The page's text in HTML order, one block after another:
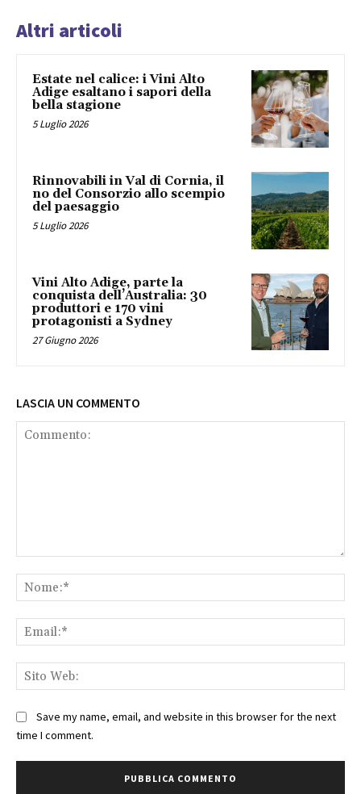
Altri articoli
Estate nel calice: i Vini Alto
Adige esaltano i sapori della
bella stagione
5 Luglio 2026
Rinnovabili in Val di Cornia, il
no del Consorzio allo scempio
del paesaggio
5 Luglio 2026
Vini Alto Adige, parte la
conquista dell’Australia: 30
produttori e 170 vini
protagonisti a Sydney
27 Giugno 2026
LASCIA UN COMMENTO
Save my name, email, and website in this browser for the next
time I comment.